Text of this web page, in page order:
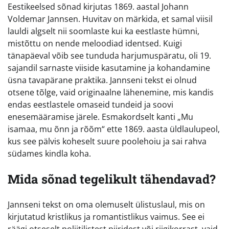
Eestikeelsed sõnad kirjutas 1869. aastal Johann
Voldemar Jannsen. Huvitav on märkida, et samal viisil
lauldi algselt nii soomlaste kui ka eestlaste hümni,
mistõttu on nende meloodiad identsed. Kuigi
tänapäeval võib see tunduda harjumuspäratu, oli 19.
sajandil sarnaste viiside kasutamine ja kohandamine
üsna tavapärane praktika. Jannseni tekst ei olnud
otsene tõlge, vaid originaalne lähenemine, mis kandis
endas eestlastele omaseid tundeid ja soovi
enesemääramise järele. Esmakordselt kanti „Mu
isamaa, mu õnn ja rõõm“ ette 1869. aasta üldlaulupeol,
kus see pälvis koheselt suure poolehoiu ja sai rahva
südames kindla koha.
Mida sõnad tegelikult tähendavad?
Jannseni tekst on oma olemuselt ülistuslaul, mis on
kirjutatud kristlikus ja romantistlikus vaimus. See ei